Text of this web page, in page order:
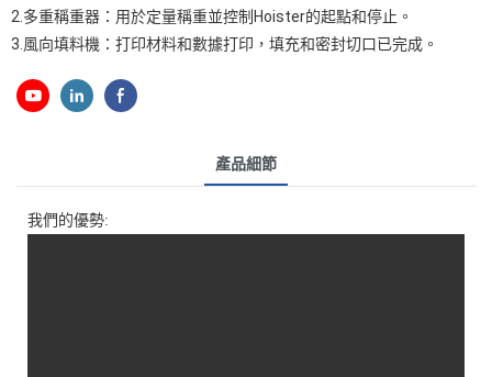
2.多重稱重器：用於定量稱重並控制Hoister的起點和停止。
產品細節
我們的優勢: